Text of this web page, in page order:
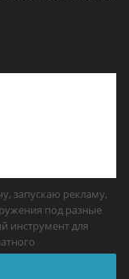
запускаю рекламу,
под разные
инструмент для